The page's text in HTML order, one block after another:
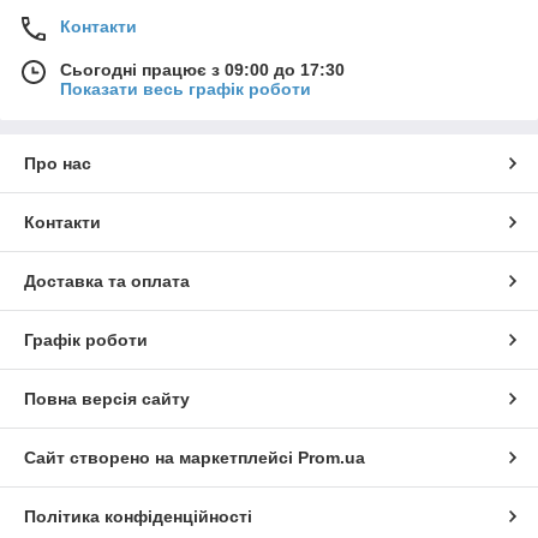
Контакти
Сьогодні працює з 09:00 до 17:30
Показати весь графік роботи
Про нас
Контакти
Доставка та оплата
Графік роботи
Повна версія сайту
Сайт створено на маркетплейсі Prom.ua
Політика конфіденційності